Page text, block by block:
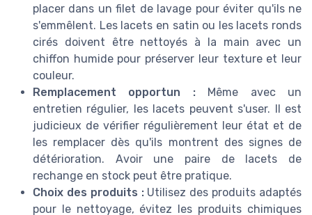
placer dans un filet de lavage pour éviter qu'ils ne
s'emmêlent. Les lacets en satin ou les lacets ronds
cirés doivent être nettoyés à la main avec un
chiffon humide pour préserver leur texture et leur
couleur.
Remplacement opportun :Même avec un
entretien régulier, les lacets peuvent s'user. Il est
judicieux de vérifier régulièrement leur état et de
les remplacer dès qu'ils montrent des signes de
détérioration. Avoir une paire de lacets de
rechange en stock peut être pratique.
Choix des produits :Utilisez des produits adaptés
pour le nettoyage, évitez les produits chimiques